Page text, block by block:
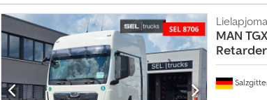
MAN
Retarder
n
e
k
ā
1
4